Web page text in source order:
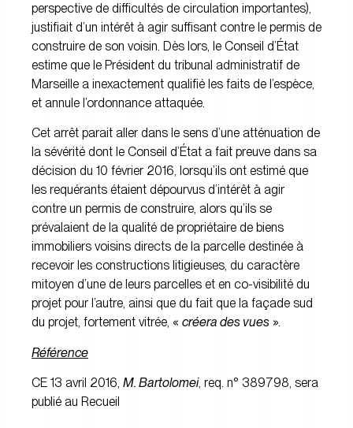
perspective de difficultés de circulation importantes),
justifiait d’un intérêt à agir suffisant contre le permis de
construire de son voisin. Dès lors, le Conseil d’État
estime que le Président du tribunal administratif de
Marseille a inexactement qualifié les faits de l’espèce,
et annule l’ordonnance attaquée.
Cet arrêt parait aller dans le sens d’une atténuation de
la sévérité dont le Conseil d’État a fait preuve dans sa
décision du 10 février 2016, lorsqu’ils ont estimé que
les requérants étaient dépourvus d’intérêt à agir
contre un permis de construire, alors qu’ils se
prévalaient de la qualité de propriétaire de biens
immobiliers voisins directs de la parcelle destinée à
recevoir les constructions litigieuses, du caractère
mitoyen d’une de leurs parcelles et en co-visibilité du
projet pour l’autre, ainsi que du fait que la façade sud
du projet, fortement vitrée, « créera des vues ».
Référence
CE 13 avril 2016, M. Bartolomei, req. n° 389798, sera
publié au Recueil